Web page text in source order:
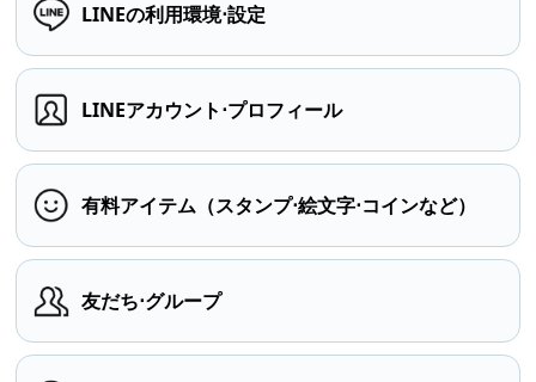
LINEの利用環境⋅設定
LINEアカウント⋅プロフィール
有料アイテム（スタンプ⋅絵文字⋅コインなど）
友だち⋅グループ